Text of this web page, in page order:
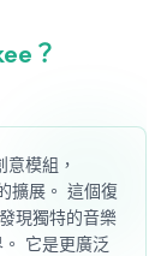
？
模組，
擴展。 這個復
現獨特的音樂
它是更廣泛